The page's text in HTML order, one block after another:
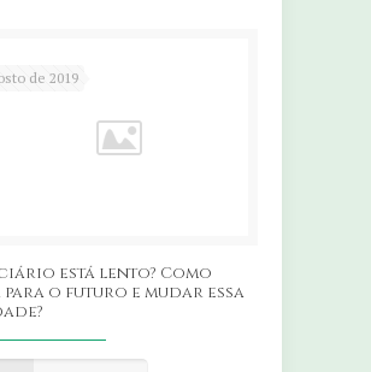
de 2019
está lento? Como
o futuro e mudar essa